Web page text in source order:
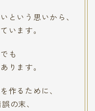
という思いから、
います。
も
ります。
作るために、
の末、